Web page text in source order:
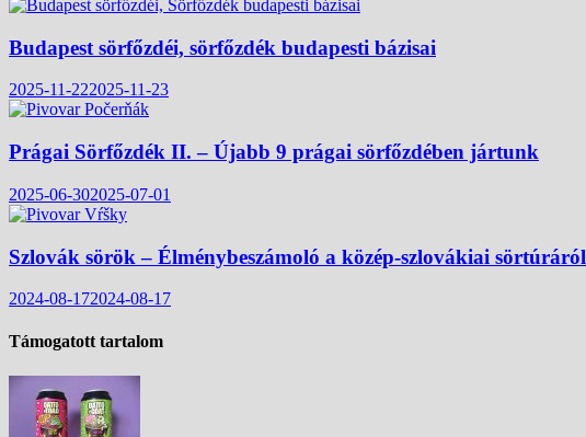
Budapest sörfőzdéi, sörfőzdék budapesti bázisai
2025-11-222025-11-23
Prágai Sörfőzdék II. – Újabb 9 prágai sörfőzdében jártunk
2025-06-302025-07-01
Szlovák sörök – Élménybeszámoló a közép-szlovákiai sörtúráról
2024-08-172024-08-17
Támogatott tartalom